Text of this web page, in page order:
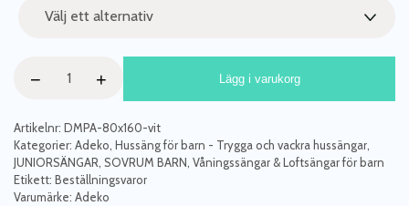
med
Mila
DMPA
mängd
− + Lägg i varukorg
Artikelnr: DMPA-80x160-vit
Kategorier: Adeko Hussäng för barn - Trygga och vackra hussängar
JUNIORSÄNGAR SOVRUM BARN Våningssängar & Loftsängar för barn
Etikett: Beställningsvaror
Varumärke: Adeko